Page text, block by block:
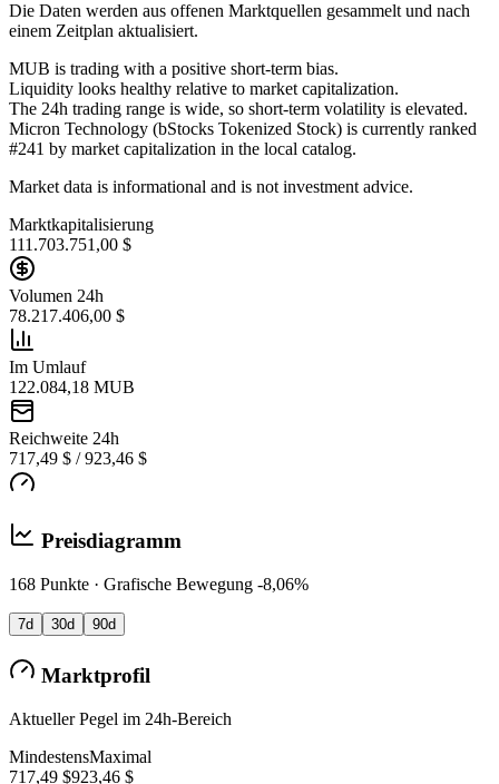
Die Daten werden aus offenen Marktquellen gesammelt und nach
einem Zeitplan aktualisiert.
MUB is trading with a positive short-term bias.
Liquidity looks healthy relative to market capitalization.
The 24h trading range is wide, so short-term volatility is elevated.
Micron Technology (bStocks Tokenized Stock) is currently ranked
#241 by market capitalization in the local catalog.
Market data is informational and is not investment advice.
Marktkapitalisierung
111.703.751,00 $
Volumen 24h
78.217.406,00 $
Im Umlauf
122.084,18 MUB
Reichweite 24h
717,49 $ / 923,46 $
Preisdiagramm
168 Punkte · Grafische Bewegung -8,06%
7d 30d 90d
Marktprofil
Aktueller Pegel im 24h-Bereich
MindestensMaximal
717,49 $923,46 $